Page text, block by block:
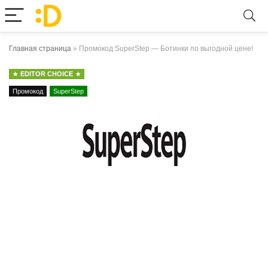
Главная страница » Промокод SuperStep — Ботинки по выгодной цене!
EDITOR CHOICE
Промокод SuperStep